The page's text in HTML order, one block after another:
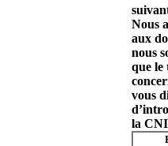
Nous
aux
nous
que le
vous
la